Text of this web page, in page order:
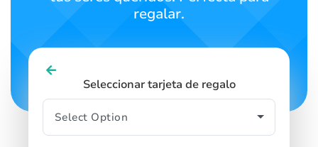
regalar.
Seleccionar tarjeta de regalo